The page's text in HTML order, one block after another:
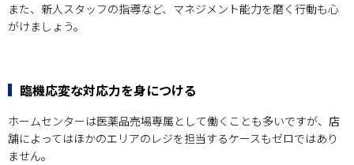
また、新人スタッフの指導など、マネジメント能力を磨く行動も心
がけましょう。
臨機応変な対応力を身につける
ホームセンターは医薬品売場専属として働くことも多いですが、店
舗によってはほかのエリアのレジを担当するケースもゼロではあり
ません。